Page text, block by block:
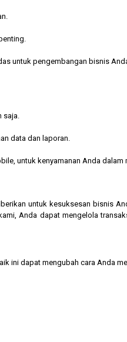
untuk pengembangan bisnis
saja.
data dan laporan.
untuk kenyamanan Anda dalam
untuk kesuksesan bisnis
Anda dapat mengelola
ini dapat mengubah cara Anda